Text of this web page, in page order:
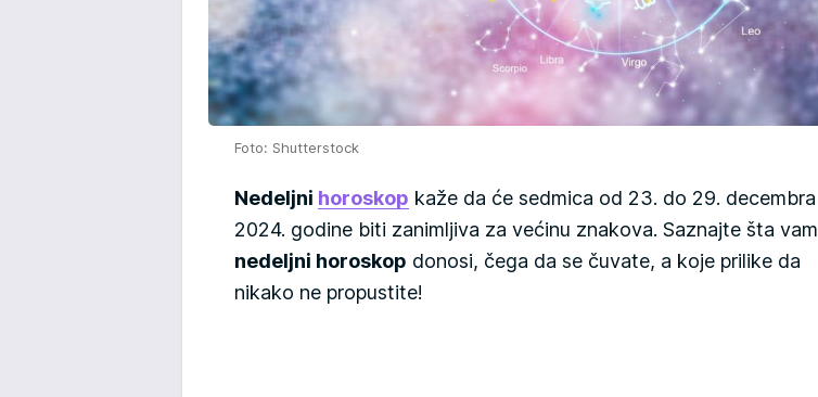
Foto: Shutterstock
Nedeljni horoskop kaže da će sedmica od 23. do 29. decembra
2024. godine biti zanimljiva za većinu znakova. Saznajte šta vam
nedeljni horoskop donosi, čega da se čuvate, a koje prilike da
nikako ne propustite!